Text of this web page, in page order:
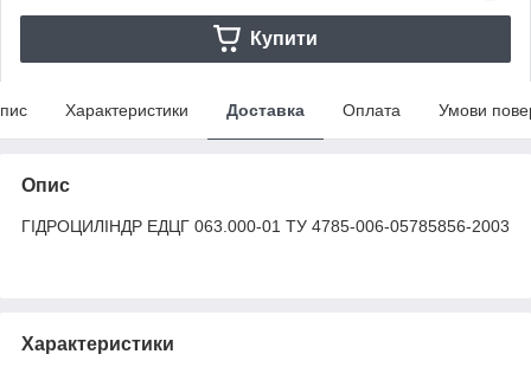
Купити
Характеристики Доставка Оплата Умови
Опис
ГІДРОЦИЛІНДР ЕДЦГ 063.000-01 ТУ 4785-006-05785856-2003
Характеристики